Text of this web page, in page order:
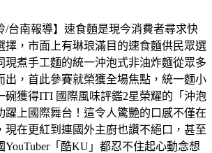
/台南報導】速食麵是現今消費者尋求快
擇，市面上有琳琅滿目的速食麵供民眾選
現煮手工麵的統一沖泡式非油炸麵從眾多
出，首此參賽就榮獲全場焦點，統一麵小
碗獲得ITI 國際風味評鑑2星榮耀的「沖泡
躍上國際舞台！這令人驚艷的口感不僅在
現在更紅到連國外主廚也讚不絕口，甚至
「酷KU」都忍不住起心動念想